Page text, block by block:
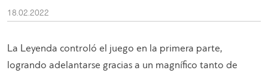
18.02.2022
La Leyenda controló el juego en la primera parte,
logrando adelantarse gracias a un magnífico tanto de